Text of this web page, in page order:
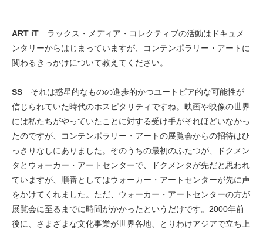
ART iT ラックス・メディア・コレクティブの活動はドキュメ
ンタリーからはじまっていますが、コンテンポラリー・アートに
関わるきっかけについて教えてください。
SS それは惑星的なものの進歩的かつユートピア的な可能性が
信じられていた時代のホスピタリティですね。映画や映像の世界
には私たちがやっていたことに対する受け手がそれほどいなかっ
たのですが、コンテンポラリー・アートの展覧会からの招待はひ
っきりなしにありました。そのうちの最初のふたつが、ドクメン
タとウォーカー・アートセンターで、ドクメンタが先だと思われ
ていますが、順番としてはウォーカー・アートセンターが先に声
をかけてくれました。ただ、ウォーカー・アートセンターの方が
展覧会に至るまでに時間がかかったというだけです。2000年前
後に、さまざまな文化事業が世界各地、とりわけアジアで立ち上